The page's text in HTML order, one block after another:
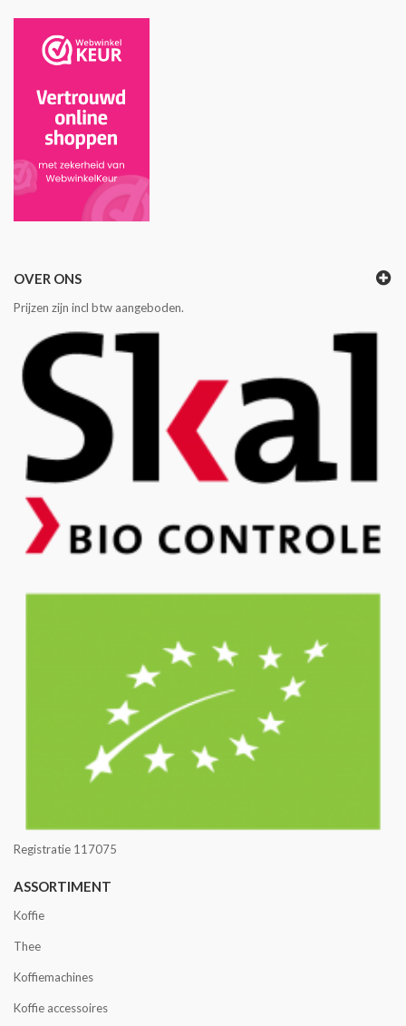
OVER ONS
Prijzen zijn incl btw aangeboden.
Registratie 117075
ASSORTIMENT
Koffie
Thee
Koffiemachines
Koffie accessoires